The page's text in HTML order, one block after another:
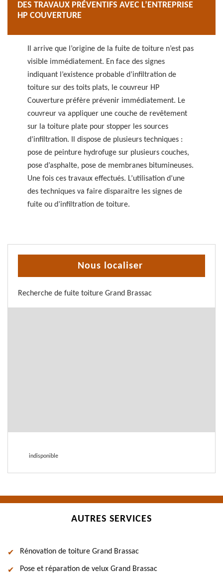
DES TRAVAUX PRÉVENTIFS AVEC L’ENTREPRISE
HP COUVERTURE
Il arrive que l’origine de la fuite de toiture n’est pas
visible immédiatement. En face des signes
indiquant l’existence probable d’infiltration de
toiture sur des toits plats, le couvreur HP
Couverture préfère prévenir immédiatement. Le
couvreur va appliquer une couche de revêtement
sur la toiture plate pour stopper les sources
d’infiltration. Il dispose de plusieurs techniques :
pose de peinture hydrofuge sur plusieurs couches,
pose d’asphalte, pose de membranes bitumineuses.
Une fois ces travaux effectués. L’utilisation d’une
des techniques va faire disparaitre les signes de
fuite ou d’infiltration de toiture.
Nous localiser
Recherche de fuite toiture Grand Brassac
indisponible
AUTRES SERVICES
Rénovation de toiture Grand Brassac
Pose et réparation de velux Grand Brassac